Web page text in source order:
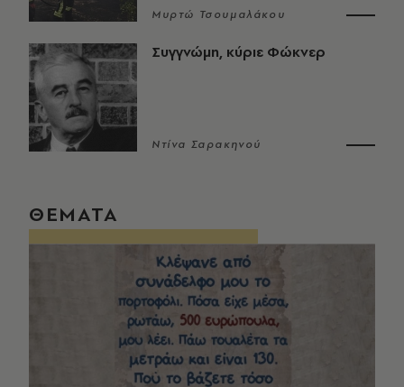
Μυρτώ Τσουμαλάκου
Συγγνώμη, κύριε Φώκνερ
Ντίνα Σαρακηνού
ΘΕΜΑΤΑ